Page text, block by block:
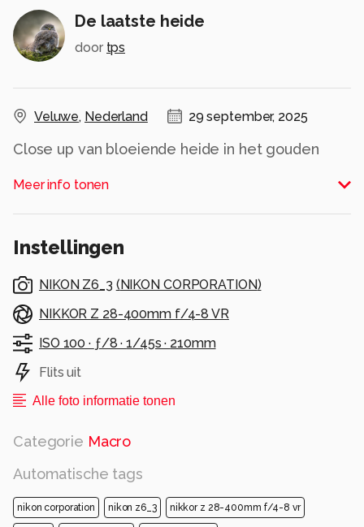
De laatste heide
door tps
Veluwe, Nederland 29 september, 2025
Close up van bloeiende heide in het gouden
Meer info tonen
Instellingen
NIKON Z6_3 ( NIKON CORPORATION)
NIKKOR Z 28-400mm f/4-8 VR
ISO 100 · ƒ/8 ·1/45s · 210mm
Flits uit
Alle foto informatie tonen
Categorie Macro
Automatische tags
nikon corporation nikon z6_3 nikkor z 28-400mm f/4-8 vr